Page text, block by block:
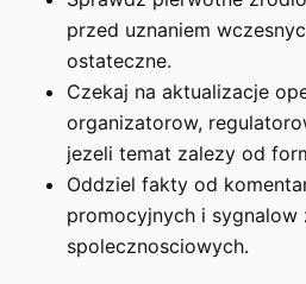
przed uznaniem
ostateczne.
Czekaj na aktualizacje
organizatorow,
jezeli temat zalezy od
Oddziel fakty od
promocyjnych i sygnalow
spolecznosciowych.